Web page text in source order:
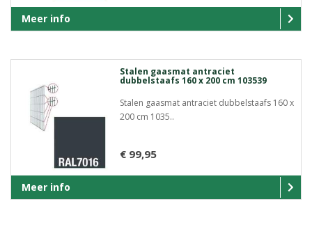
Meer info
Stalen gaasmat antraciet
dubbelstaafs 160 x 200 cm 103539
Stalen gaasmat antraciet dubbelstaafs 160 x
200 cm 1035..
€ 99,95
Meer info